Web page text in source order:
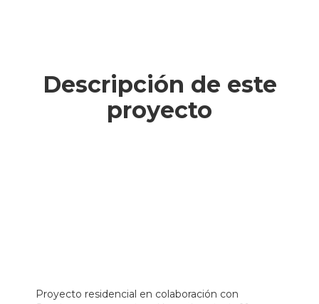
Descripción de este
proyecto
Proyecto residencial en colaboración con